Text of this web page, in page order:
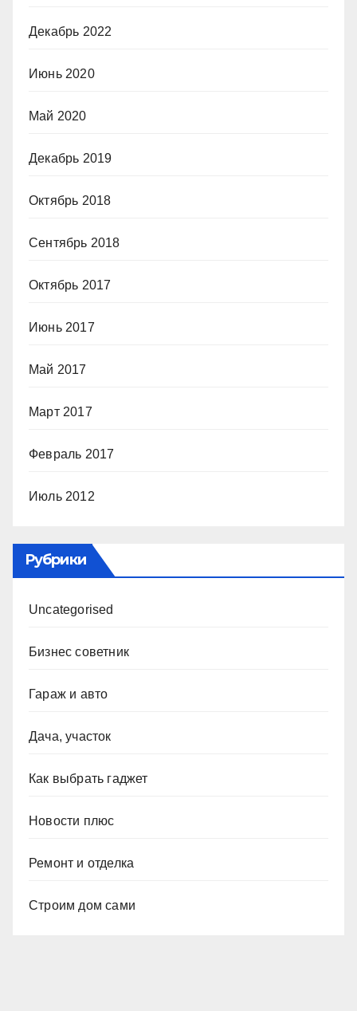
Декабрь 2022
Июнь 2020
Май 2020
Декабрь 2019
Октябрь 2018
Сентябрь 2018
Октябрь 2017
Июнь 2017
Май 2017
Март 2017
Февраль 2017
Июль 2012
Рубрики
Uncategorised
Бизнес советник
Гараж и авто
Дача, участок
Как выбрать гаджет
Новости плюс
Ремонт и отделка
Строим дом сами